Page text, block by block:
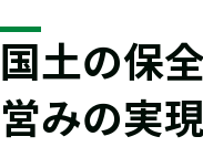
国土の保
営みの実